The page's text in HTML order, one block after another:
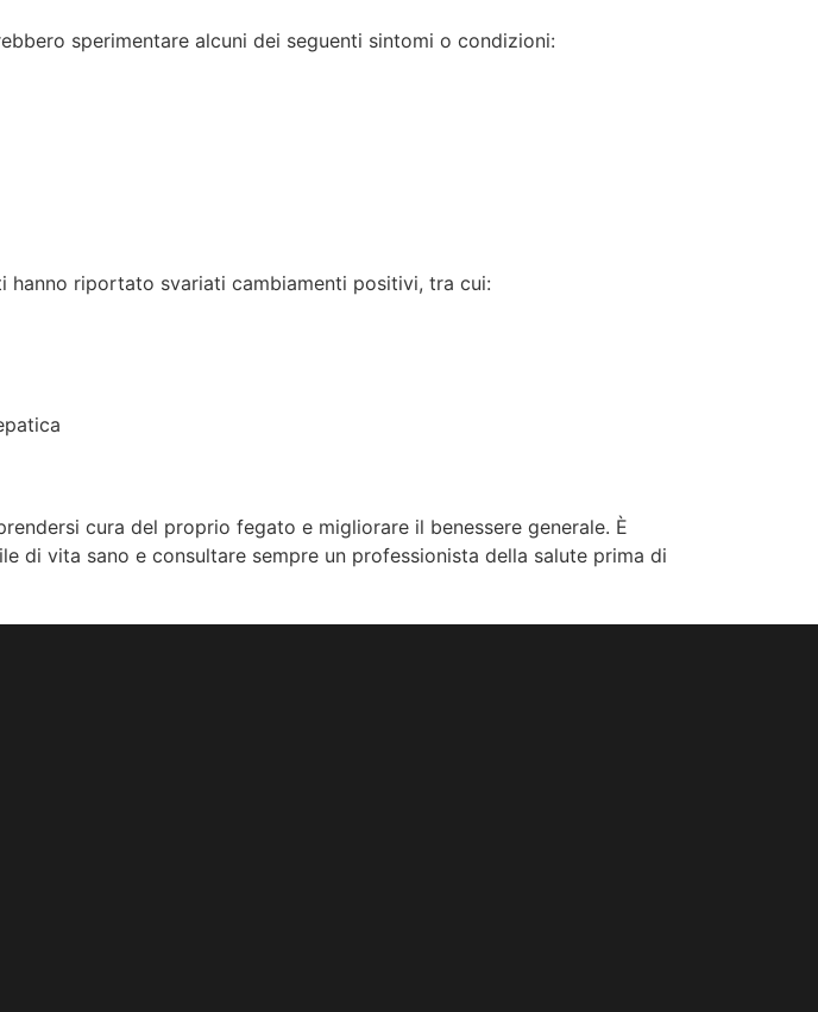
sperimentare alcuni dei seguenti sintomi o condizioni:
hanno riportato svariati cambiamenti positivi, tra cui:
cura del proprio fegato e migliorare il benessere generale. È
di vita sano e consultare sempre un professionista della salute prima di